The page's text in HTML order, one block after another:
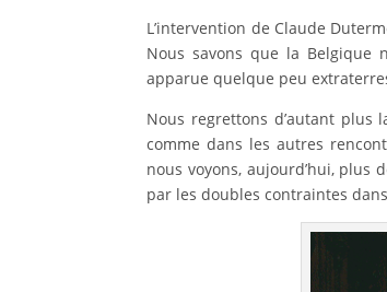
L’intervention de Claude
Nous savons que la Belgique
apparue quelque peu
Nous regrettons d’autant plus
comme dans les autres
nous voyons, aujourd’hui,
par les doubles contraintes